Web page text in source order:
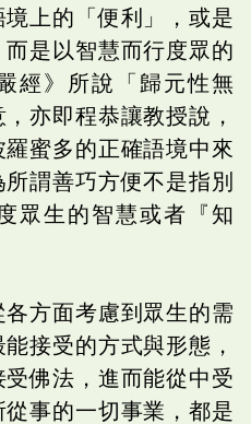
上的「便利」，或是
而是以智慧而行度眾的
經》所說「歸元性無
亦即程恭讓教授說，
蜜多的正確語境中來
謂善巧方便不是指別
眾生的智慧或者『知
方面考慮到眾生的需
接受的方式與形態，
佛法，進而能從中受
事的一切事業，都是